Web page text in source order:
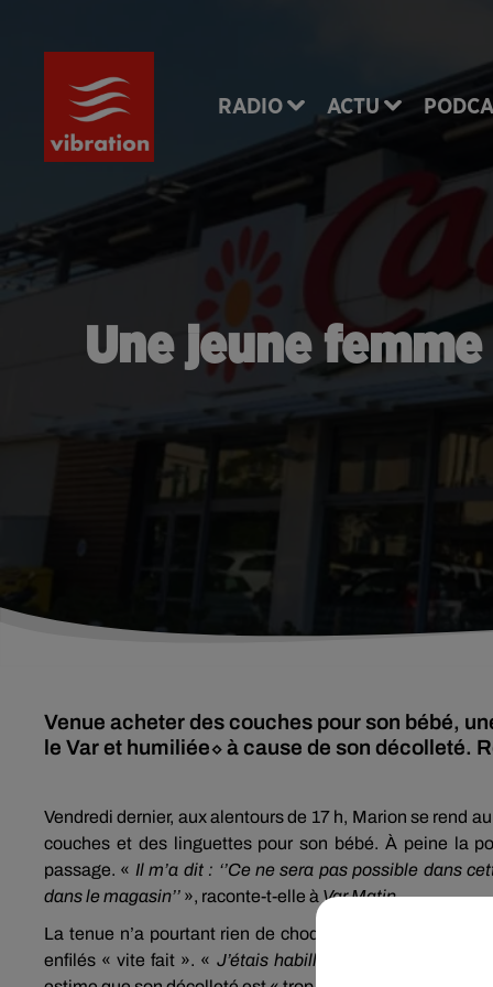
RADIO ACTU
Une jeune
Venue acheter des couches pour son bébé,
le Var et humiliée⬦ à cause de son décolleté.
Vendredi dernier, aux alentours de 17 h, Marion se rend
couches et des linguettes pour son bébé. À peine la
passage. « Il m’a dit : ‘’Ce ne sera pas possible dans
dans le magasin’’ », raconte-t-elle à Var Matin.
La tenue n’a pourtant rien de choquant aux yeux de
enfilés « vite fait ». « J’étais habillée correctement
»,